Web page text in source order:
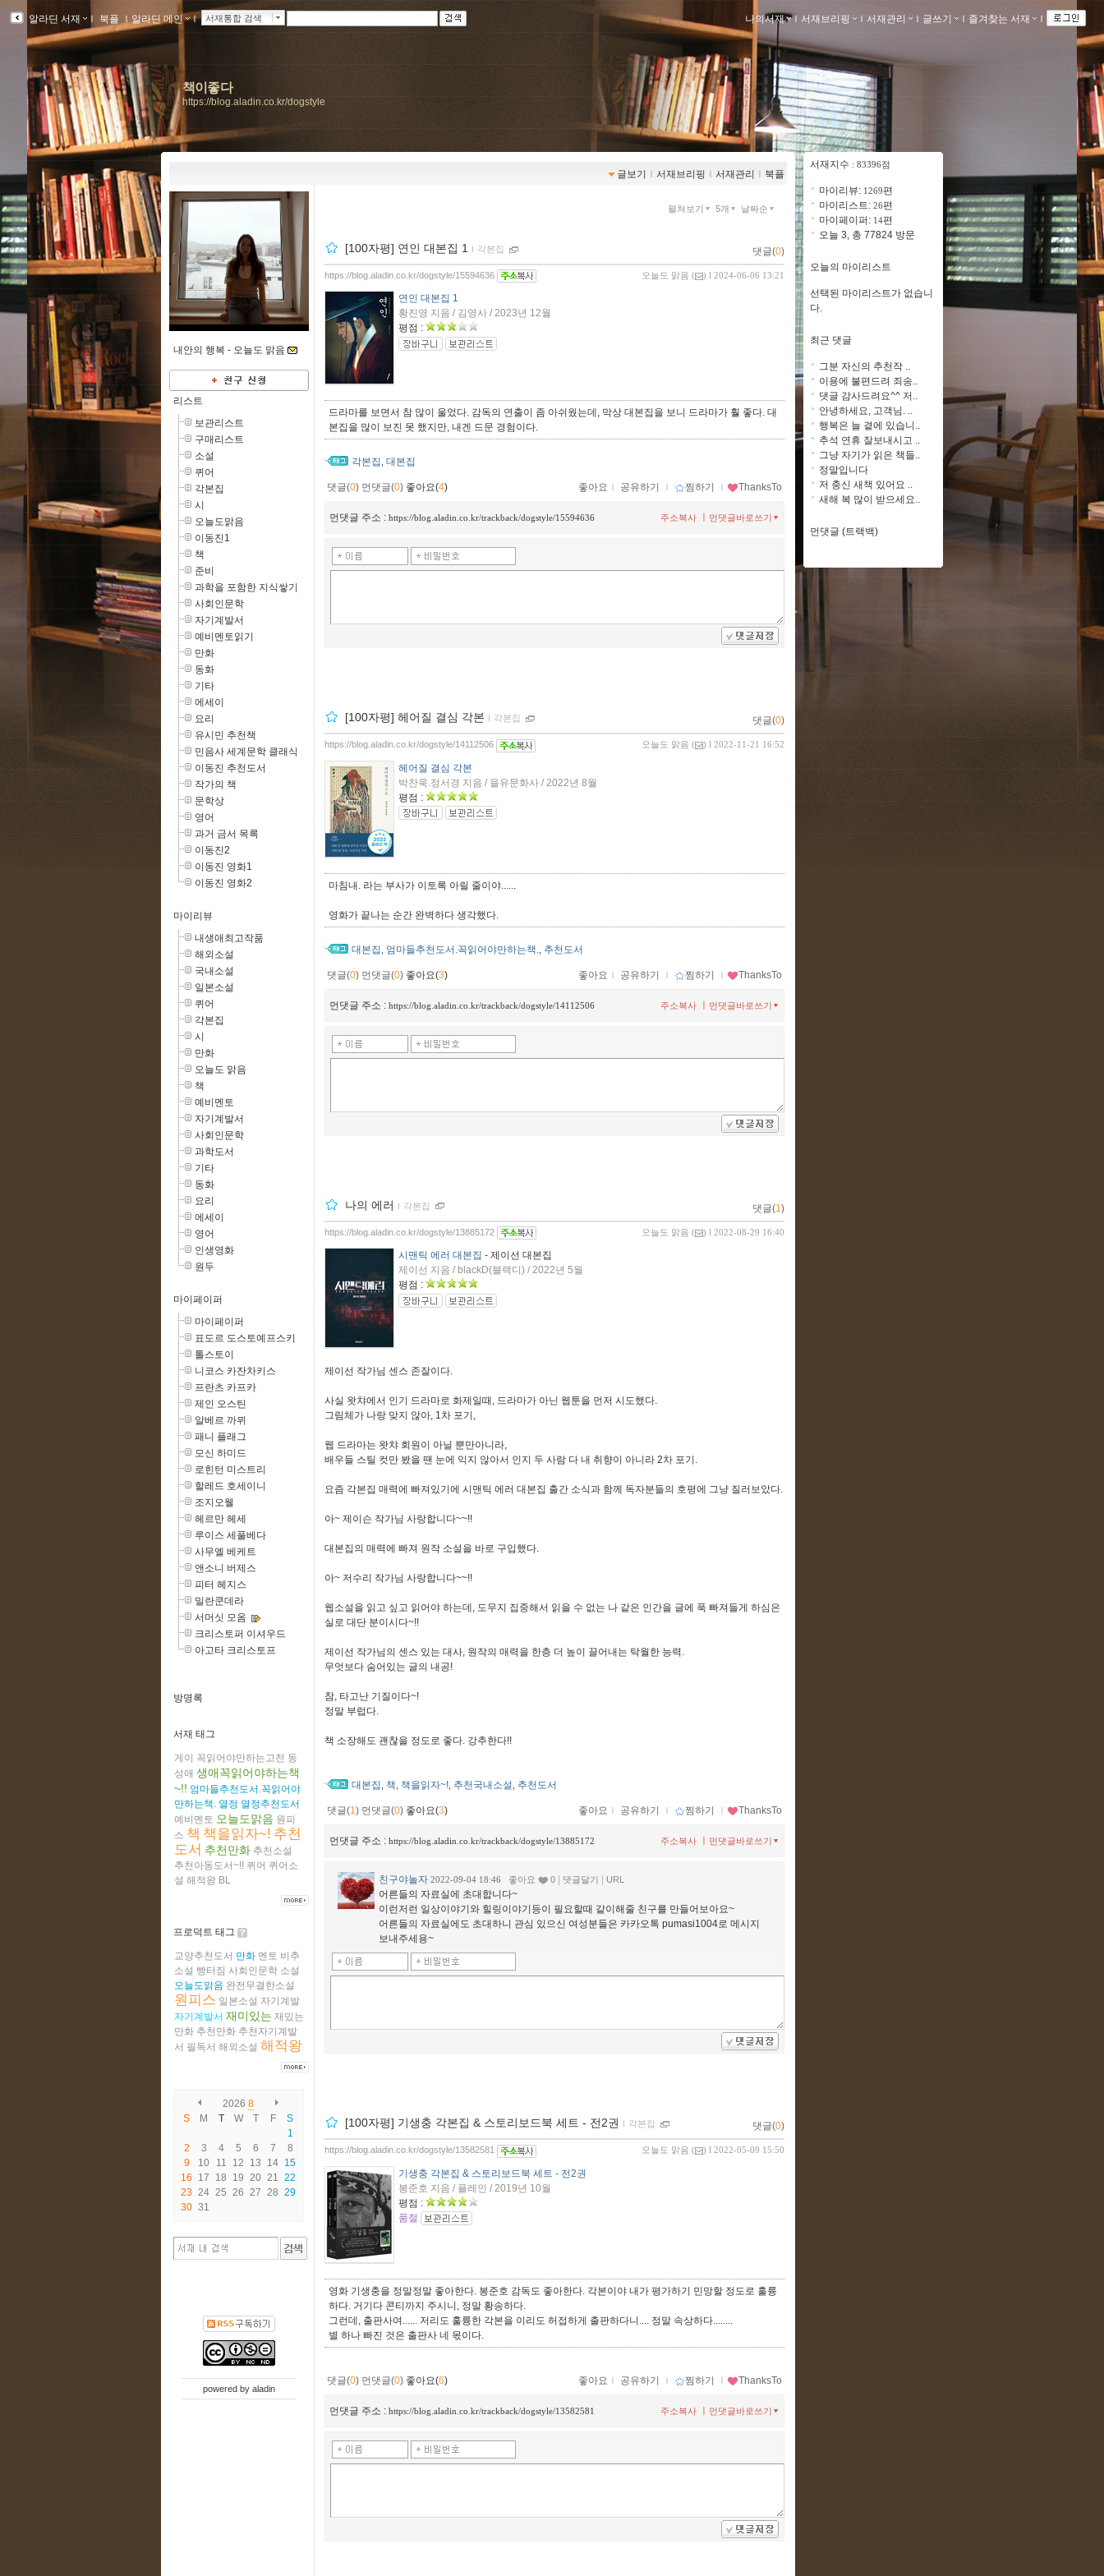
알라딘 서재 ｌ 북플 ｌ알라딘 메인 ｌ 서재통합 검색 나의서재 ｌ 서재브리핑 ｌ 서재관리 ｌ 글쓰기 ｌ 즐겨찾는 서재 ｌ
책이좋다
https://blog.aladin.co.kr/dogstyle
글보기 ｌ 서재브리핑 ｌ 서재관리 ｌ 북플
내안의 행복 - 오늘도 맑음
리스트
보관리스트
구매리스트
소설
퀴어
각본집
시
오늘도맑음
이동진1
책
준비
과학을 포함한 지식쌓기
사회인문학
자기계발서
예비멘토읽기
만화
동화
기타
에세이
요리
유시민 추천책
민음사 세계문학 클래식
이동진 추천도서
작가의 책
문학상
영어
과거 금서 목록
이동진2
이동진 영화1
이동진 영화2
마이리뷰
내생애최고작품
해외소설
국내소설
일본소설
퀴어
각본집
시
만화
오늘도 맑음
책
예비멘토
자기계발서
사회인문학
과학도서
기타
동화
요리
에세이
영어
인생영화
원두
마이페이퍼
마이페이퍼
표도르 도스토예프스키
톨스토이
니코스 카잔차키스
프란츠 카프카
제인 오스틴
알베르 까뮈
패니 플래그
모신 하미드
로힌턴 미스트리
할레드 호세이니
조지오웰
헤르만 헤세
루이스 세풀베다
사무엘 베케트
앤소니 버제스
피터 헤지스
밀란쿤데라
서머싯 모옴
크리스토퍼 이셔우드
아고타 크리스토프
방명록
서재 태그
게이 꼭읽어야만하는고전 동
성애 생애꼭읽어야하는책
~!! 엄마들추천도서.꼭읽어야
만하는책. 열정 열정추천도서
예비멘토 오늘도맑음 원피
스 책 책을읽자~! 추천
도서 추천만화 추천소설
추천아동도서~!! 퀴어 퀴어소
설 해적왕 BL
프로덕트 태그
교양추천도서 만화 멘토 비추
소설 빵터짐 사회인문학 소설
오늘도맑음 완전무결한소설
원피스 일본소설 자기계발
자기계발서 재미있는 재밌는
만화 추천만화 추천자기계발
서 필독서 해외소설 해적왕
2026 8
S
M T W T F
S
1
2
3 4 5 6 7
8
9
10 11 12 13 14 15
16
17 18 19 20 21 22
23 24 25 26 27 28 29
30 31
powered by aladin
펼쳐보기 5개 날짜순
[100자평] 연인 대본집 1 ｌ 각본집 댓글(0)
오늘도 맑음 ( ) l 2024-06-06 13:21
https://blog.aladin.co.kr/dogstyle/15594636
연인 대본집 1
황진영 지음 / 김영사 / 2023년 12월
평점 :
드라마를 보면서 참 많이 울었다. 감독의 연출이 좀 아쉬웠는데, 막상 대본집을 보니 드라마가 훨 좋다. 대
본집을 많이 보진 못 했지만, 내겐 드문 경험이다.
각본집 , 대본집
댓글(0) 먼댓글(0) 좋아요(4) 좋아요 ｌ 공유하기 ｌ 찜하기 ｌ ThanksTo
먼댓글 주소 : https://blog.aladin.co.kr/trackback/dogstyle/15594636 먼댓글바로쓰기
주소복사
[100자평] 헤어질 결심 각본 ｌ 각본집 댓글(0)
오늘도 맑음 ( ) l 2022-11-21 16:52
https://blog.aladin.co.kr/dogstyle/14112506
헤어질 결심 각본
박찬욱.정서경 지음 / 을유문화사 / 2022년 8월
평점 :
마침내. 라는 부사가 이토록 아릴 줄이야......
영화가 끝나는 순간 완벽하다 생각했다.
대본집 엄마들추천도서.꼭읽어야만하는책. 추천도서
댓글(0) 먼댓글(0) 좋아요(3) 좋아요 ｌ 공유하기 ｌ 찜하기 ｌ ThanksTo
먼댓글 주소 : https://blog.aladin.co.kr/trackback/dogstyle/14112506 먼댓글바로쓰기
주소복사
나의 에러 ｌ 각본집 댓글(1)
오늘도 맑음 ( ) l 2022-08-29 16:40
https://blog.aladin.co.kr/dogstyle/13885172
시맨틱 에러 대본집 - 제이선 대본집
제이선 지음 / blackD(블랙디) / 2022년 5월
평점 :
제이선 작가님 센스 존잘이다.
사실 왓챠에서 인기 드라마로 화제일때, 드라마가 아닌 웹툰을 먼저 시도했다.
그림체가 나랑 맞지 않아, 1차 포기,
웹 드라마는 왓챠 회원이 아닐 뿐만아니라,
배우들 스틸 컷만 봤을 땐 눈에 익지 않아서 인지 두 사람 다 내 취향이 아니라 2차 포기.
요즘 각본집 매력에 빠져있기에 시맨틱 에러 대본집 출간 소식과 함께 독자분들의 호평에 그냥 질러보았다.
아~ 제이슨 작가님 사랑합니다~~!!
대본집의 매력에 빠져 원작 소설을 바로 구입했다.
아~ 저수리 작가님 사랑합니다~~!!
웹소설을 읽고 싶고 읽어야 하는데, 도무지 집중해서 읽을 수 없는 나 같은 인간을 글에 푹 빠져들게 하심은
실로 대단 분이시다~!!
제이선 작가님의 센스 있는 대사, 원작의 매력을 한층 더 높이 끌어내는 탁월한 능력.
무엇보다 숨어있는 글의 내공!
참, 타고난 기질이다~!
정말 부럽다.
책 소장해도 괜찮을 정도로 좋다. 강추한다!!
대본집 , 책, 책을읽자~!, 추천국내소설 , 추천도서
댓글(1) 먼댓글(0) 좋아요(3) 좋아요 ｌ 공유하기 ｌ 찜하기 ｌ ThanksTo
먼댓글 주소 : https://blog.aladin.co.kr/trackback/dogstyle/13885172 먼댓글바로쓰기
주소복사
친구야놀자 2022-09-04 18:46 좋아요 0 댓글달기 URL
어른들의 자료실에 초대합니다~
이런저런 일상이야기와 힐링이야기등이 필요할때 같이해줄 친구를 만들어보아요~
어른들의 자료실에도 초대하니 관심 있으신 여성분들은 카카오톡 pumasi1004로 메시지
보내주세용~
[100자평] 기생충 각본집 & 스토리보드북 세트 - 전2권 ｌ 각본집 댓글(0)
오늘도 맑음 ( ) l 2022-05-09 15:50
https://blog.aladin.co.kr/dogstyle/13582581
기생충 각본집 & 스토리보드북 세트 - 전2권
봉준호 지음 / 플레인 / 2019년 10월
평점 :
품절
영화 기생충을 정말정말 좋아한다. 봉준호 감독도 좋아한다. 각본이야 내가 평가하기 민망할 정도로 훌륭
하다. 거기다 콘티까지 주시니, 정말 황송하다.
그런데, 출판사여...... 저리도 훌륭한 각본을 이리도 허접하게 출판하다니.... 정말 속상하다........
별 하나 빠진 것은 출판사 네 몫이다.
댓글(0) 먼댓글(0) 좋아요(6) 좋아요 ｌ 공유하기 ｌ 찜하기 ｌ ThanksTo
먼댓글 주소 : https://blog.aladin.co.kr/trackback/dogstyle/13582581 먼댓글바로쓰기
주소복사 ㅣ
서재지수 : 83396점
마이리뷰: 1269편
마이리스트: 26편
마이페이퍼: 14편
오늘 3, 총 77824 방문
오늘의 마이리스트
선택된 마이리스트가 없습니
다.
최근 댓글
그분 자신의 추천작 ..
이용에 불편드려 죄송..
댓글 감사드려요^^ 저..
안녕하세요, 고객님. ..
행복은 늘 곁에 있습니..
추석 연휴 잘보내시고 ..
그냥 자기가 읽은 책들..
정말입니다
저 충신 새책 있어요 ..
새해 복 많이 받으세요..
먼댓글 (트랙백)